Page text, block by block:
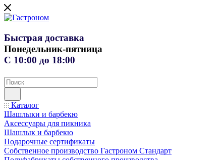
Быстрая доставка
Понедельник-пятница
С 10:00 до 18:00
Каталог
Шашлыки и барбекю
Аксессуары для пикника
Шашлык и барбекю
Подарочные сертификаты
Собственное производство Гастроном Стандарт